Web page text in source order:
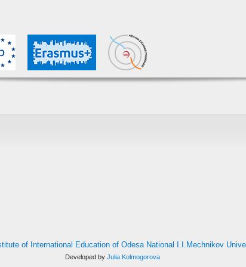
of International Education of Odesa National I.I.Mechnikov
Developed by Julia Kolmogorova